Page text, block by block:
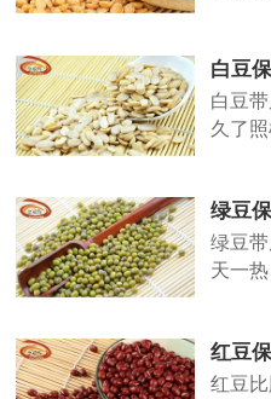
白豆
白豆
久了
绿豆
绿豆
天一
老话
红豆
红豆